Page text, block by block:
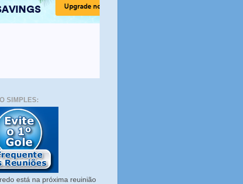
SIMPLES:
está na próxima reuinião